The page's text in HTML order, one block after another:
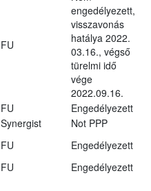
FU
engedélyezett,
visszavonás
hatálya 2022.
03.16., végső
türelmi idő
vége
2022.09.16.
FU
Engedélyezett
Synergist
Not PPP
FU
Engedélyezett
FU
Engedélyezett